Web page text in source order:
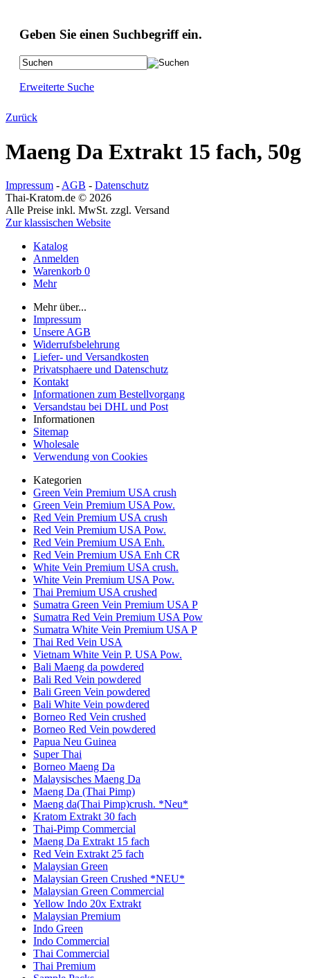
Geben Sie einen Suchbegriff ein.
Erweiterte Suche
Zurück
Maeng Da Extrakt 15 fach, 50g
Impressum - AGB - Datenschutz
Thai-Kratom.de © 2026
Alle Preise inkl. MwSt. zzgl. Versand
Zur klassischen Website
Katalog
Anmelden
Warenkorb 0
Mehr
Mehr über...
Impressum
Unsere AGB
Widerrufsbelehrung
Liefer- und Versandkosten
Privatsphaere und Datenschutz
Kontakt
Informationen zum Bestellvorgang
Versandstau bei DHL und Post
Informationen
Sitemap
Wholesale
Verwendung von Cookies
Kategorien
Green Vein Premium USA crush
Green Vein Premium USA Pow.
Red Vein Premium USA crush
Red Vein Premium USA Pow.
Red Vein Premium USA Enh.
Red Vein Premium USA Enh CR
White Vein Premium USA crush.
White Vein Premium USA Pow.
Thai Premium USA crushed
Sumatra Green Vein Premium USA P
Sumatra Red Vein Premium USA Pow
Sumatra White Vein Premium USA P
Thai Red Vein USA
Vietnam White Vein P. USA Pow.
Bali Maeng da powdered
Bali Red Vein powdered
Bali Green Vein powdered
Bali White Vein powdered
Borneo Red Vein crushed
Borneo Red Vein powdered
Papua Neu Guinea
Super Thai
Borneo Maeng Da
Malaysisches Maeng Da
Maeng Da (Thai Pimp)
Maeng da(Thai Pimp)crush. *Neu*
Kratom Extrakt 30 fach
Thai-Pimp Commercial
Maeng Da Extrakt 15 fach
Red Vein Extrakt 25 fach
Malaysian Green
Malaysian Green Crushed *NEU*
Malaysian Green Commercial
Yellow Indo 20x Extrakt
Malaysian Premium
Indo Green
Indo Commercial
Thai Commercial
Thai Premium